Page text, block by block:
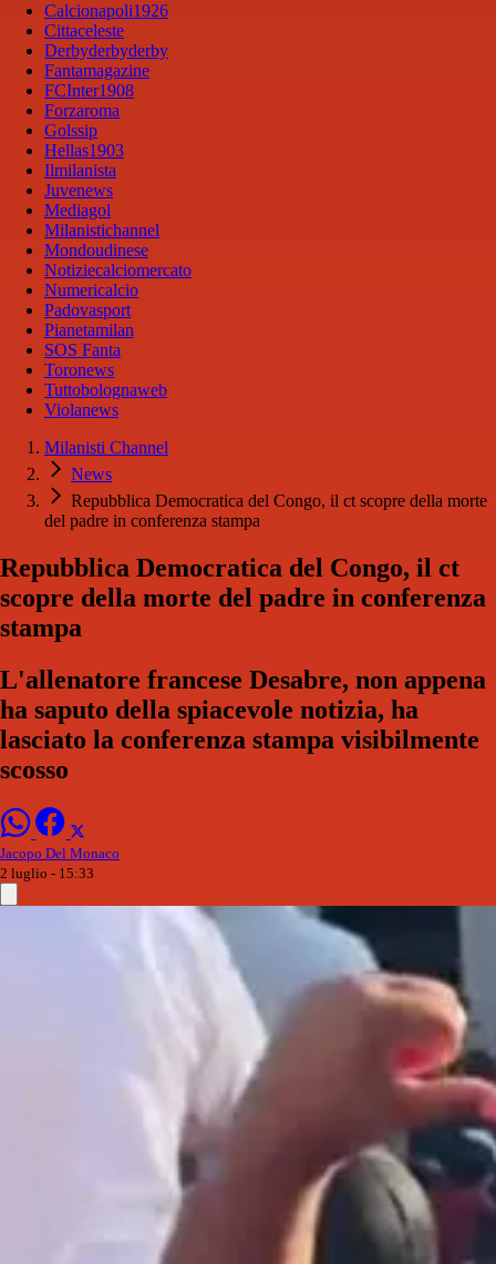
Calcionapoli1926
Cittaceleste
Derbyderbyderby
Fantamagazine
FCInter1908
Forzaroma
Golssip
Hellas1903
Ilmilanista
Juvenews
Mediagol
Milanistichannel
Mondoudinese
Notiziecalciomercato
Numericalcio
Padovasport
Pianetamilan
SOS Fanta
Toronews
Tuttobolognaweb
Violanews
Milanisti Channel
News
Repubblica Democratica del Congo, il ct scopre della morte
del padre in conferenza stampa
Repubblica Democratica del Congo, il ct
scopre della morte del padre in conferenza
stampa
L'allenatore francese Desabre, non appena
ha saputo della spiacevole notizia, ha
lasciato la conferenza stampa visibilmente
scosso
Jacopo Del Monaco
2 luglio - 15:33